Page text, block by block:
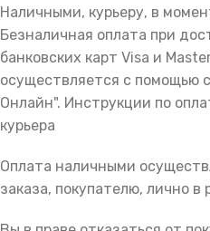
Наличными, курьеру, в
Безналичная оплата при
банковских карт Visa и
осуществляется с помощью
Онлайн". Инструкции по
курьера
Оплата наличными
заказа, покупателю, лично в